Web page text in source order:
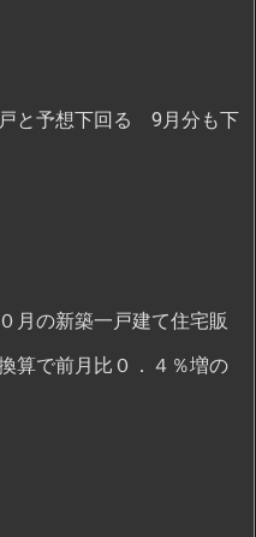
と予想下回る 9月分も下
月の新築一戸建て住宅販
算で前月比０．４％増の